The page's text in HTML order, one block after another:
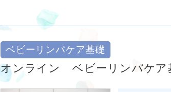
ベビーリンパケア基礎
オンライン ベビーリンパケア